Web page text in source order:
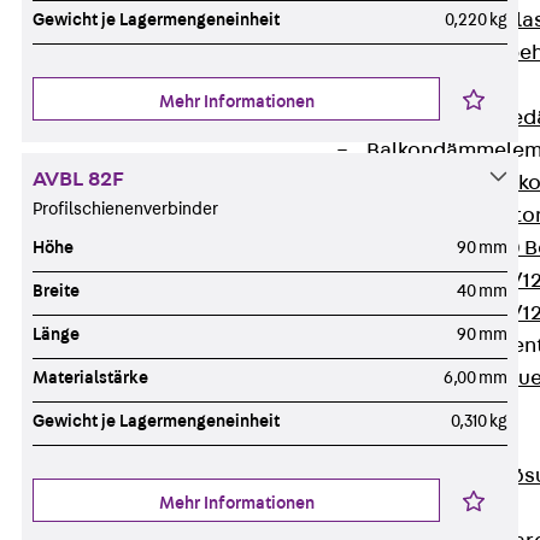
Wärmedämmung
Zurück
ISOPRO®
ISOPRO® 120
ISOPRO® 80/
ISOPRO® 80/
Zurück
ISOMUR®
Digitale Lösungen
Zurück Digitale
Gewicht je Lagermengeneinheit 0,220 kg
Mehr Informationen
AVBL 82F
Profilschienenverbinder
Höhe 90 mm
Breite 40 mm
Länge 90 mm
Materialstärke 6,00 mm
Gewicht je Lagermengeneinheit 0,310 kg
Mehr Informationen